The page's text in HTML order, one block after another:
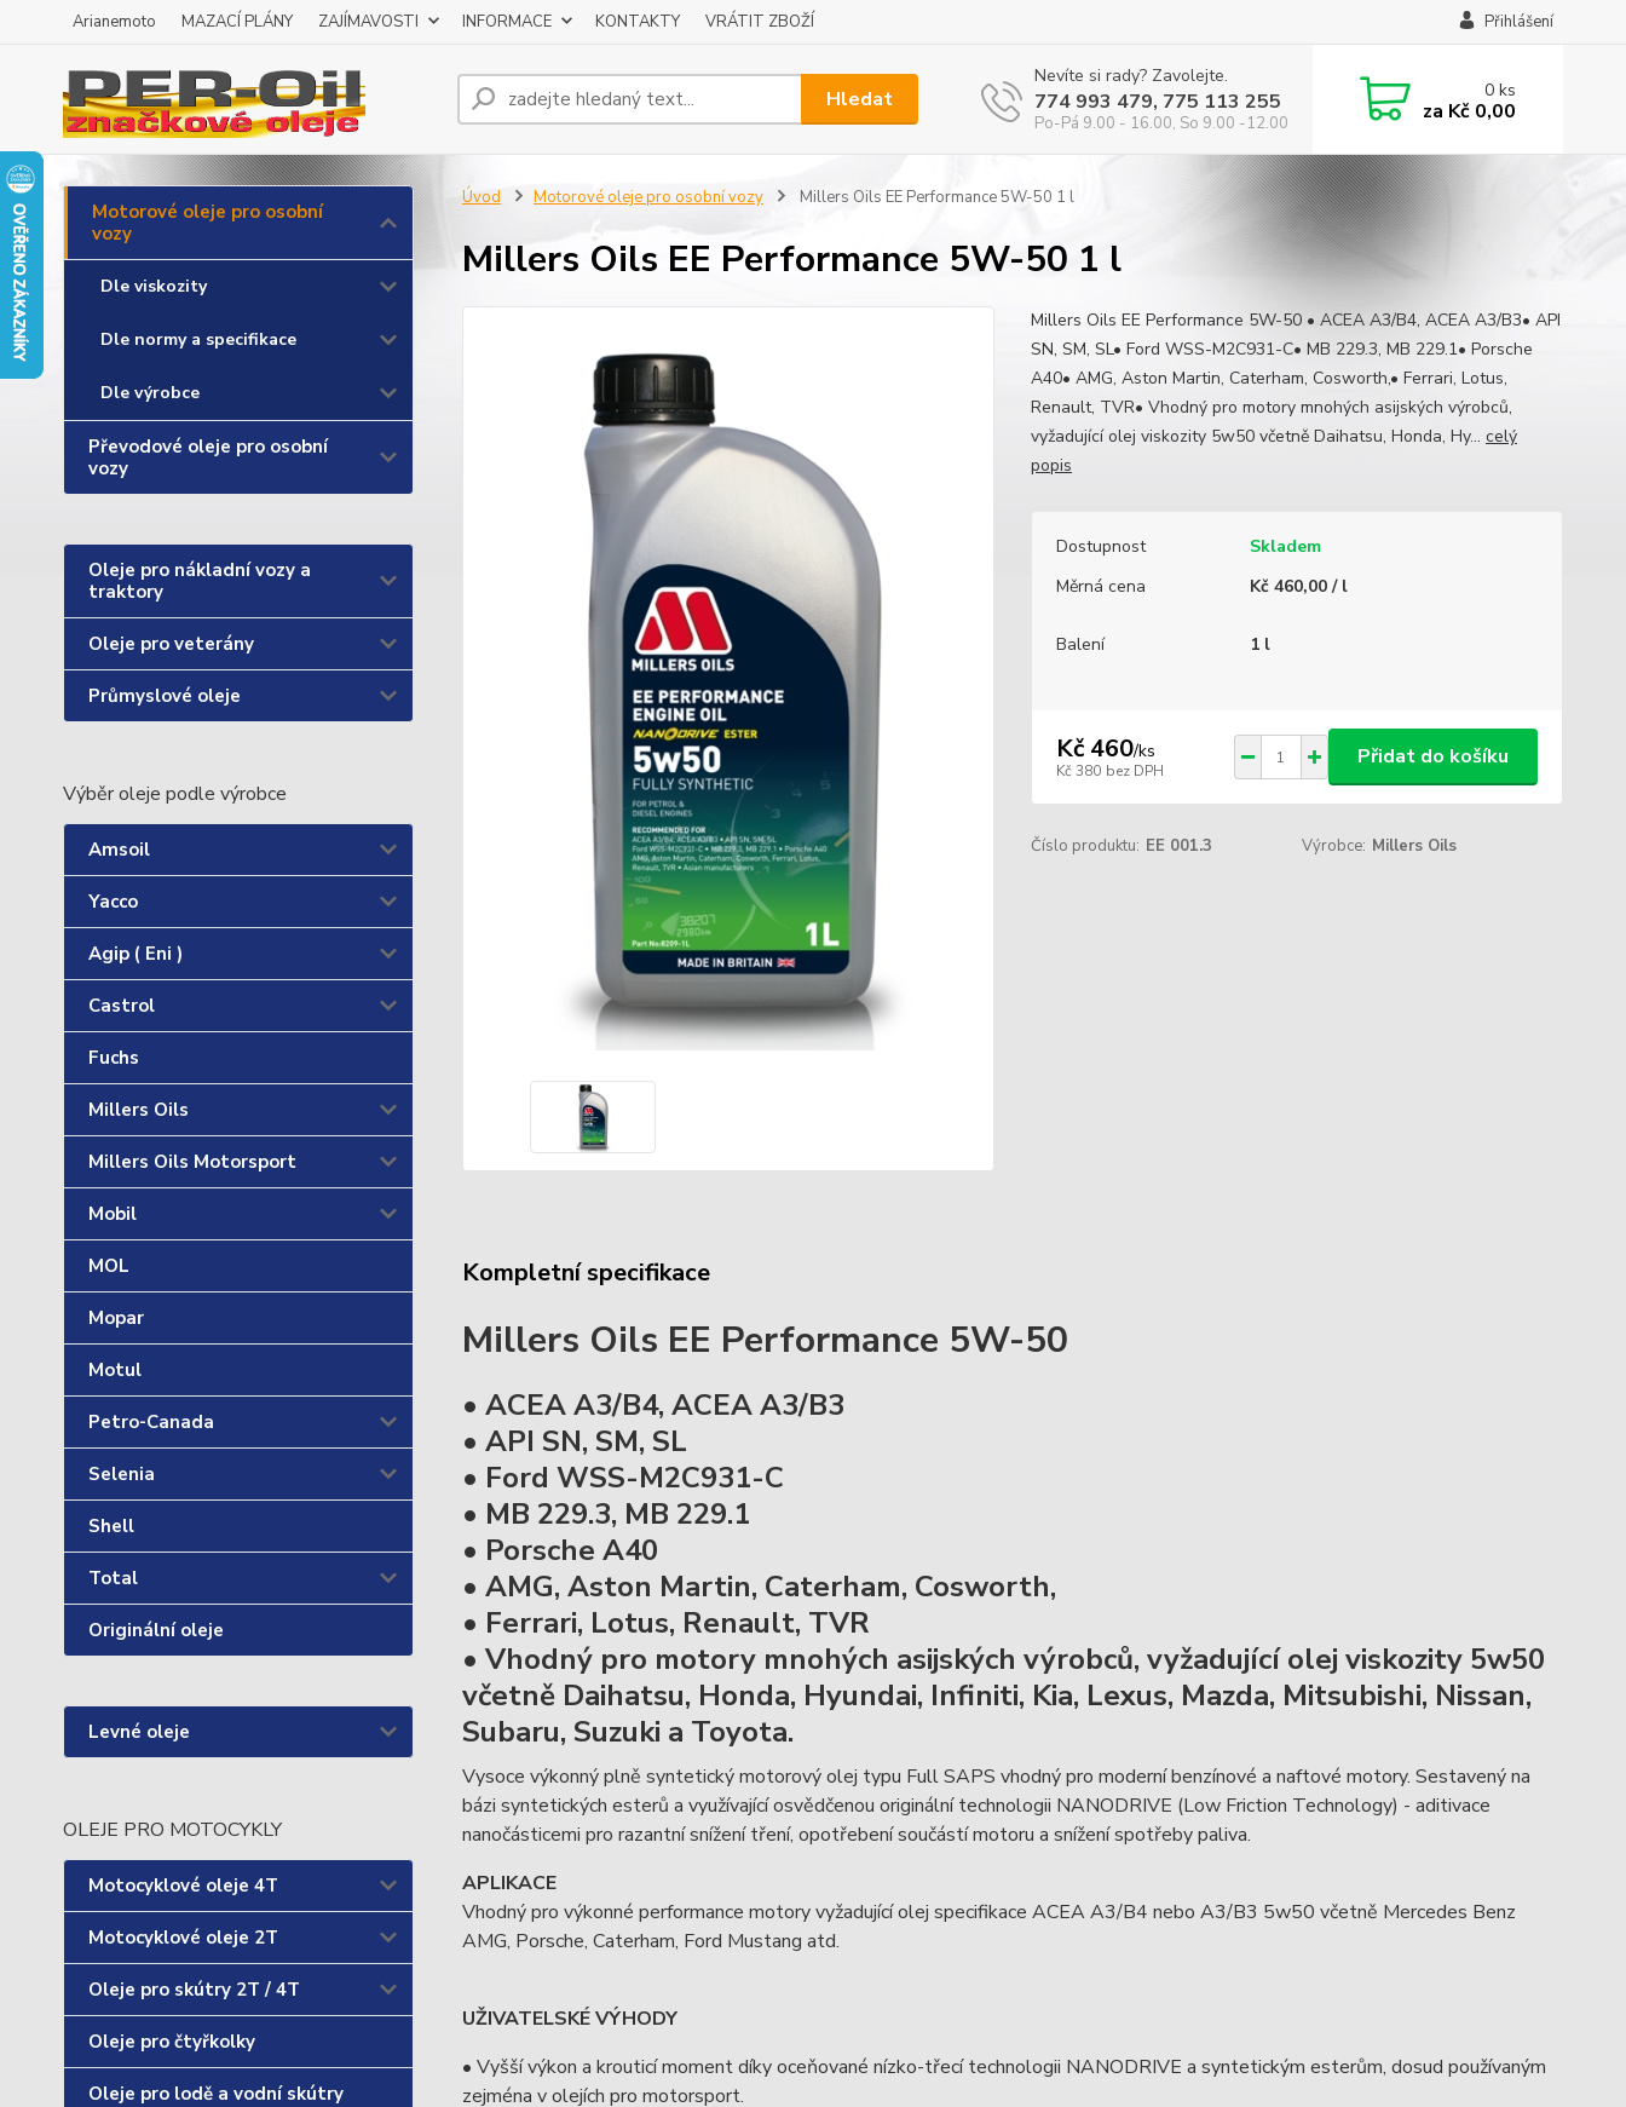
Arianemoto MAZACÍ PLÁNY ZAJÍMAVOSTI INFORMACE KONTAKTY VRÁTIT ZBOŽÍ Přihlášení
Hledat
Nevíte si rady? Zavolejte.
774 993 479, 775 113 255
Po-Pá 9.00 - 16.00, So 9.00 -12.00
0ks
za Kč 0,00
Motorové oleje pro osobní
vozy
Dle viskozity
Dle normy a specifikace
Dle výrobce
Převodové oleje pro osobní
vozy
Oleje pro nákladní vozy a
traktory
Oleje pro veterány
Průmyslové oleje
Výběr oleje podle výrobce
Amsoil
Yacco
Agip ( Eni )
Castrol
Fuchs
Millers Oils
Millers Oils Motorsport
Mobil
MOL
Mopar
Motul
Petro-Canada
Selenia
Shell
Total
Originální oleje
Levné oleje
OLEJE PRO MOTOCYKLY
Motocyklové oleje 4T
Motocyklové oleje 2T
Oleje pro skútry 2T / 4T
Oleje pro čtyřkolky
Oleje pro lodě a vodní skútry
Úvod Motorové oleje pro osobní vozy Millers Oils EE Performance 5W-50 1 l
Millers Oils EE Performance 5W-50 1 l
Millers Oils EE Performance 5W-50 • ACEA A3/B4, ACEA A3/B3• API
SN, SM, SL• Ford WSS-M2C931-C• MB 229.3, MB 229.1• Porsche
A40• AMG, Aston Martin, Caterham, Cosworth,• Ferrari, Lotus,
Renault, TVR• Vhodný pro motory mnohých asijských výrobců,
vyžadující olej viskozity 5w50 včetně Daihatsu, Honda, Hy... celý
popis
Dostupnost
Skladem
Měrná cena
Kč 460,00 / l
Balení 1 l
Kč 460/ks
Kč 380 bez DPH
Přidat do košíku
Číslo produktu: EE 001.3 Výrobce: Millers Oils
Kompletní specifikace
Millers Oils EE Performance 5W-50
• ACEA A3/B4, ACEA A3/B3
• API SN, SM, SL
• Ford WSS-M2C931-C
• MB 229.3, MB 229.1
• Porsche A40
• AMG, Aston Martin, Caterham, Cosworth,
• Ferrari, Lotus, Renault, TVR
• Vhodný pro motory mnohých asijských výrobců, vyžadující olej viskozity 5w50
včetně Daihatsu, Honda, Hyundai, Infiniti, Kia, Lexus, Mazda, Mitsubishi, Nissan,
Subaru, Suzuki a Toyota.
Vysoce výkonný plně syntetický motorový olej typu Full SAPS vhodný pro moderní benzínové a naftové motory. Sestavený na
bázi syntetických esterů a využívající osvědčenou originální technologii NANODRIVE (Low Friction Technology) - aditivace
nanočásticemi pro razantní snížení tření, opotřebení součástí motoru a snížení spotřeby paliva.
APLIKACE
Vhodný pro výkonné performance motory vyžadující olej specifikace ACEA A3/B4 nebo A3/B3 5w50 včetně Mercedes Benz
AMG, Porsche, Caterham, Ford Mustang atd.
UŽIVATELSKÉ VÝHODY
• Vyšší výkon a krouticí moment díky oceňované nízko-třecí technologii NANODRIVE a syntetickým esterům, dosud používaným
zejména v olejích pro motorsport.